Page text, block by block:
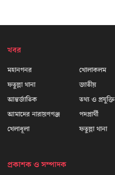
খবর
মহানগনর
ফতুল্লা থানা
আন্তর্জাতিক
আমাদের নারায়ণগঞ্জ
খেলাধূলা
খোলাকলম
জাতীয়
তথ্য ও প্রযুক্তি
পদপ্রার্থী
ফতুল্লা থানা
প্রকাশক ও সম্পাদক